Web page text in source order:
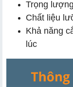
Trọng
Chất liệu
Khả năng
lúc